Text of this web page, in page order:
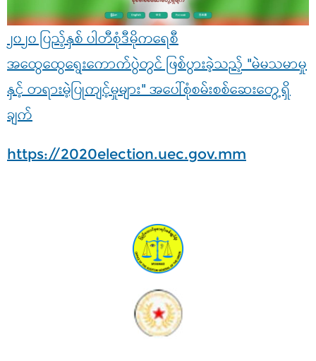
၂၀၂၀ ပြည့်နှစ် ပါတီစုံဒီမိုကရေစီ
အထွေထွေရွေးကောက်ပွဲတွင် ဖြစ်ပွားခဲ့သည့် "မဲမသမာမှု
နှင့် တရားမဲ့ပြုကျင့်မှုများ" အပေါ်စုံစမ်းစစ်ဆေးတွေ့ရှိ
ချက်
https://2020election.uec.gov.mm